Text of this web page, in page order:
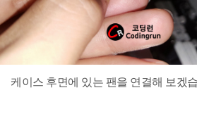
케이스 후면에 있는 팬을 연결해 보겠